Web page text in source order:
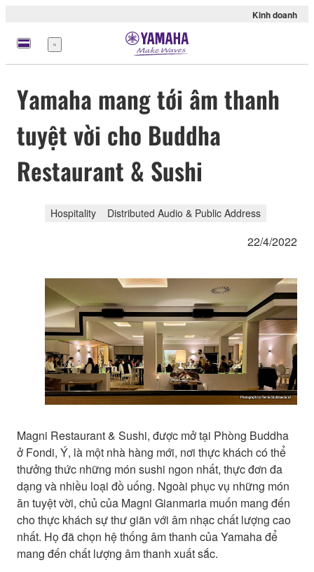
Kinh doanh
Menu
Yamaha mang tới âm thanh
tuyệt vời cho Buddha
Restaurant & Sushi
Hospitality Distributed Audio & Public Address
22/4/2022
Magni Restaurant & Sushi, được mở tại Phòng Buddha
ở Fondi, Ý, là một nhà hàng mới, nơi thực khách có thể
thưởng thức những món sushi ngon nhất, thực đơn đa
dạng và nhiều loại đồ uống. Ngoài phục vụ những món
ăn tuyệt vời, chủ của Magni Gianmaria muốn mang đến
cho thực khách sự thư giãn với âm nhạc chất lượng cao
nhất. Họ đã chọn hệ thống âm thanh của Yamaha để
mang đến chất lượng âm thanh xuất sắc.